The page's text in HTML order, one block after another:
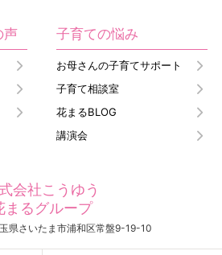
声 子育ての悩み
お母さんの子育てサポート
子育て相談室
花まるBLOG
講演会
会社こうゆう
まるグループ
県さいたま市浦和区常盤9-19-10